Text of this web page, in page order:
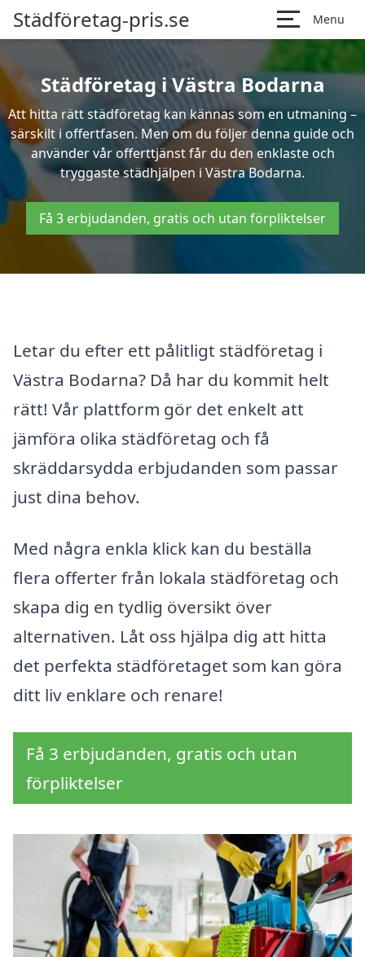
Städföretag-pris.se Menu
Städföretag i Västra Bodarna
Att hitta rätt städföretag kan kännas som en utmaning –
särskilt i offertfasen. Men om du följer denna guide och
använder vår offerttjänst får du den enklaste och
tryggaste städhjälpen i Västra Bodarna.
Få 3 erbjudanden, gratis och utan förpliktelser
Letar du efter ett pålitligt städföretag i
Västra Bodarna? Då har du kommit helt
rätt! Vår plattform gör det enkelt att
jämföra olika städföretag och få
skräddarsydda erbjudanden som passar
just dina behov.
Med några enkla klick kan du beställa
flera offerter från lokala städföretag och
skapa dig en tydlig översikt över
alternativen. Låt oss hjälpa dig att hitta
det perfekta städföretaget som kan göra
ditt liv enklare och renare!
Få 3 erbjudanden, gratis och utan
förpliktelser